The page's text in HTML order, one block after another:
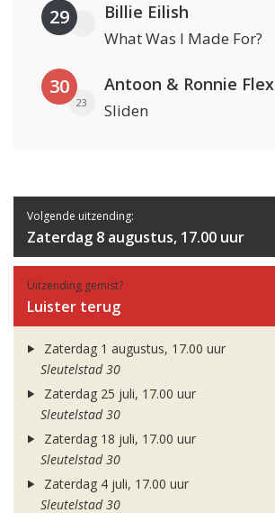
29 Billie Eilish
What Was I Made For?
30
23
Antoon & Ronnie Flex
Sliden
Volgende uitzending:
Zaterdag 8 augustus, 17.00 uur
Uitzending gemist?
Luister terug
Zaterdag 1 augustus, 17.00 uur
Sleutelstad 30
Zaterdag 25 juli, 17.00 uur
Sleutelstad 30
Zaterdag 18 juli, 17.00 uur
Sleutelstad 30
Zaterdag 4 juli, 17.00 uur
Sleutelstad 30